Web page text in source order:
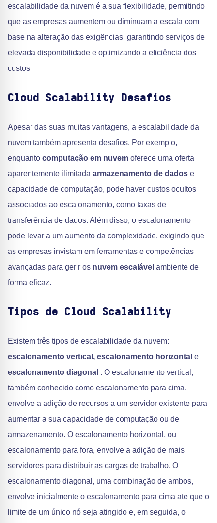
escalabilidade da nuvem é a sua flexibilidade, permitindo
que as empresas aumentem ou diminuam a escala com
base na alteração das exigências, garantindo serviços de
elevada disponibilidade e optimizando a eficiência dos
custos.
Cloud Scalability Desafios
Apesar das suas muitas vantagens, a escalabilidade da
nuvem também apresenta desafios. Por exemplo,
enquanto computação em nuvem oferece uma oferta
aparentemente ilimitada armazenamento de dados e
capacidade de computação, pode haver custos ocultos
associados ao escalonamento, como taxas de
transferência de dados. Além disso, o escalonamento
pode levar a um aumento da complexidade, exigindo que
as empresas invistam em ferramentas e competências
avançadas para gerir os nuvem escalável ambiente de
forma eficaz.
Tipos de Cloud Scalability
Existem três tipos de escalabilidade da nuvem:
escalonamento vertical, escalonamento horizontal e
escalonamento diagonal . O escalonamento vertical,
também conhecido como escalonamento para cima,
envolve a adição de recursos a um servidor existente para
aumentar a sua capacidade de computação ou de
armazenamento. O escalonamento horizontal, ou
escalonamento para fora, envolve a adição de mais
servidores para distribuir as cargas de trabalho. O
escalonamento diagonal, uma combinação de ambos,
envolve inicialmente o escalonamento para cima até que o
limite de um único nó seja atingido e, em seguida, o